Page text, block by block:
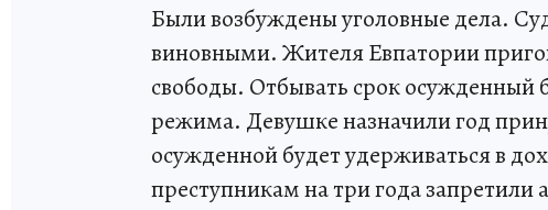
Были возбуждены уголовные дела.
виновными. Жителя Евпатории
свободы. Отбывать срок осужденный
режима. Девушке назначили год
осужденной будет удерживаться в
преступникам на три года